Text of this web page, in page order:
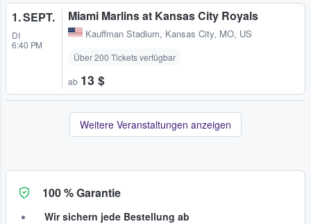
1. SEPT.
DI
6:40 PM
Miami Marlins at Kansas City Royals
Kauffman Stadium, Kansas City, MO, US
Über 200 Tickets verfügbar
ab 13 $
Weitere Veranstaltungen anzeigen
100 % Garantie
Wir sichern jede Bestellung ab